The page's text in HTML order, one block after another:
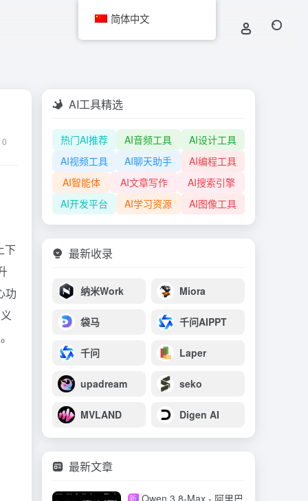
0
下
功
AI工具精选
热门AI推荐 AI音频工具
AI设计工具
AI视频工具
AI聊天助手
AI编程工具
AI智能体
AI文章写作
AI搜索引擎
AI开发平台
AI学习资源 AI图像工具
最新收录
纳米Work Miora
袋马 千问AIPPT
千问 Laper
upadream seko
MVLAND Digen AI
最新文章
新 Qwen 3.8-Max - 阿里巴
简体中文